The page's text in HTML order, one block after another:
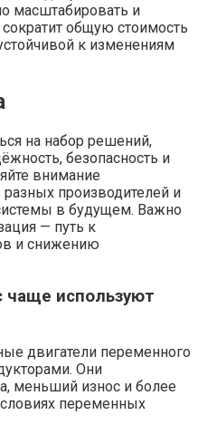
масштабировать и
общую стоимость
к изменениям
на набор решений,
безопасность и
внимание
производителей и
в будущем. Важно
— путь к
и снижению
чаще используют
двигатели переменного
Они
меньший износ и более
переменных